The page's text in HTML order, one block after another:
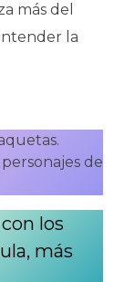
más del
la
de
los
más